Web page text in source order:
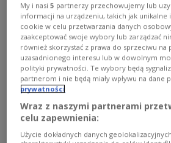
Jacek Sasin. PAP/Paweł Supernak
Jacek Sasinmade the statement
with Polish state news agency
My i nasi5 partnerzy przechowujemy lub
informacji na urządzeniu, takich jak
cookie w celu przetwarzania danych
zaakceptować swoje wybory lub zarządzać
również skorzystać z prawa do sprzeciwu na
uzasadnionego interesu lub w dowolnym
polityki prywatności. Te wybory będą
partnerom i nie będą miały wpływu na dane
prywatności
Wraz z naszymi partnerami
celu zapewnienia:
Użycie dokładnych danych